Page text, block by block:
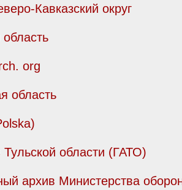
Кавказский округ
org
область
Тульской области (ГАТО)
архив Министерства